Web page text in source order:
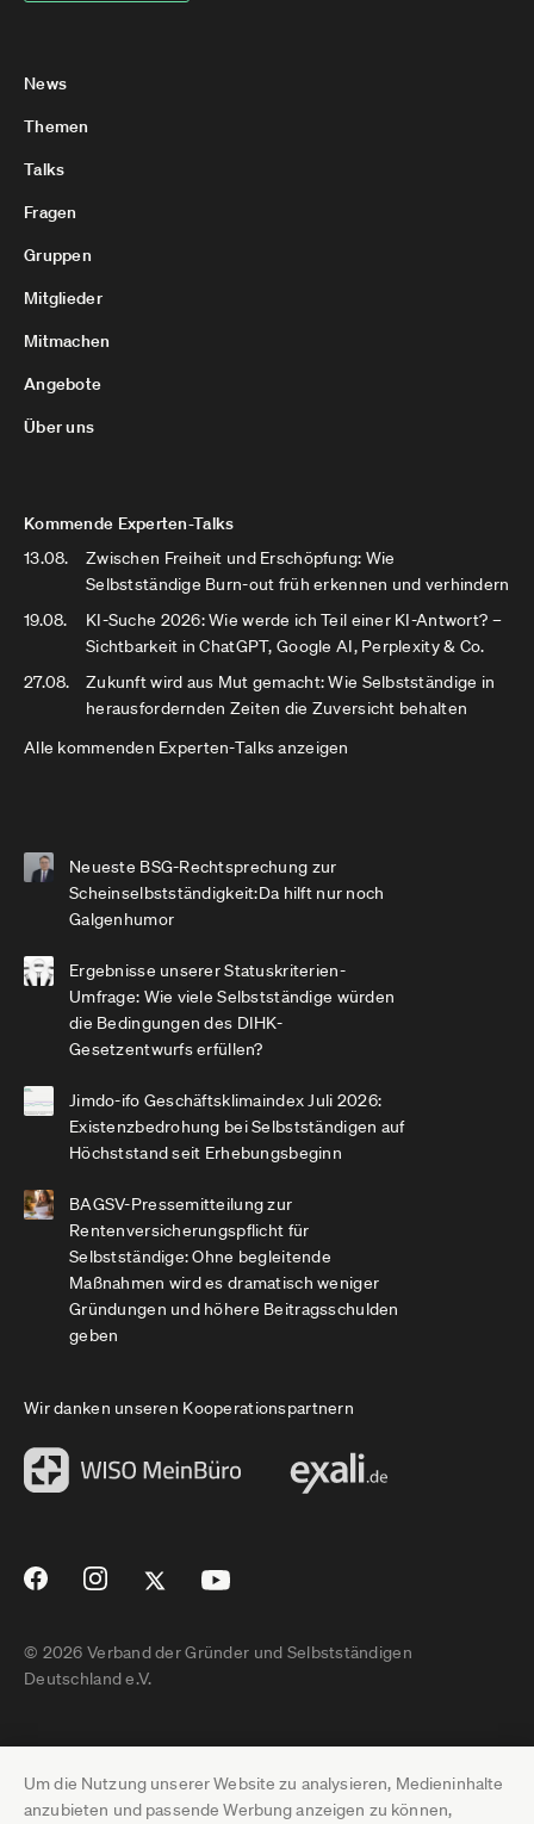
Um die Nutzung unserer Website zu analysieren, Medieninhalte
anzubieten und passende Werbung anzeigen zu können,
News
Themen
Talks
Fragen
Gruppen
Mitglieder
Mitmachen
Angebote
Über uns
Kommende Experten-Talks
13.08.
Zwischen Freiheit und Erschöpfung: Wie
Selbstständige Burn-out früh erkennen und verhindern
19.08.
KI-Suche 2026: Wie werde ich Teil einer KI-Antwort? –
Sichtbarkeit in ChatGPT, Google AI, Perplexity & Co.
27.08.
Zukunft wird aus Mut gemacht: Wie Selbstständige in
herausfordernden Zeiten die Zuversicht behalten
Alle kommenden Experten-Talks anzeigen
Neueste BSG-Rechtsprechung zur
Scheinselbstständigkeit:Da hilft nur noch
Galgenhumor
Ergebnisse unserer Statuskriterien-
Umfrage: Wie viele Selbstständige würden
die Bedingungen des DIHK-
Gesetzentwurfs erfüllen?
Jimdo-ifo Geschäftsklimaindex Juli 2026:
Existenzbedrohung bei Selbstständigen auf
Höchststand seit Erhebungsbeginn
BAGSV-Pressemitteilung zur
Rentenversicherungspflicht für
Selbstständige: Ohne begleitende
Maßnahmen wird es dramatisch weniger
Gründungen und höhere Beitragsschulden
geben
Wir danken unseren Kooperationspartnern
© 2026 Verband der Gründer und Selbstständigen
Deutschland e.V.
Impressum
Datenschutz